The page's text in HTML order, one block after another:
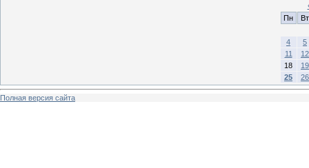
Пн
Вт
4
5
11
12
18
19
25
26
Полная версия сайта